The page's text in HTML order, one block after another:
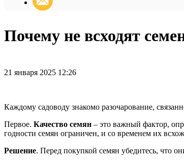
Почему не всходят
21 января 2025 12:26
Каждому садоводу знакомо разочарование,
Первое. Качество семян – это важный фактор,
годности семян ограничен, и со временем их
Решение. Перед покупкой семян убедитесь, что